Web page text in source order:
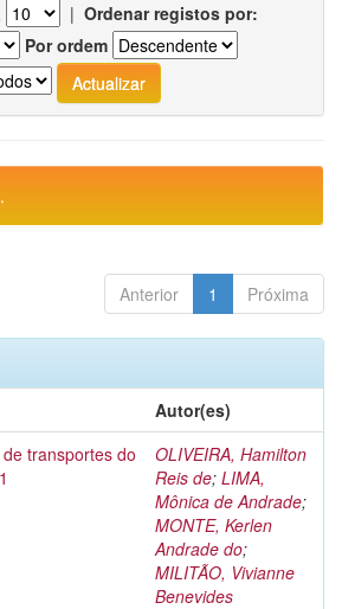
| Ordenar registos por:
Por ordem
Anterior 1 Próxima
Autor(es)
transportes do
OLIVEIRA, Hamilton
Reis de; LIMA,
Mônica de Andrade;
MONTE, Kerlen
Andrade do;
MILITÃO, Vivianne
Benevides